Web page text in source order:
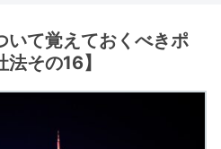
いて覚えておくべきポ
その16】